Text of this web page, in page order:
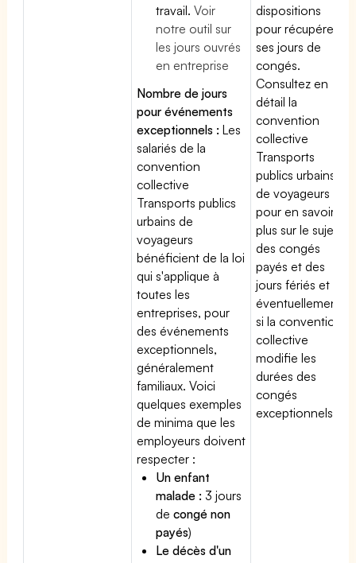
travail.Voir
notre outil sur
les jours ouvrés
en entreprise
Nombre de jours
pour événements
exceptionnels : Les
salariés de la
convention
collective
Transports publics
urbains de
voyageurs
bénéficient de la loi
qui s'applique à
toutes les
entreprises, pour
des événements
exceptionnels,
généralement
familiaux. Voici
quelques exemples
de minima que les
employeurs doivent
respecter :
Un enfant
malade : 3 jours
decongé non
payés)
Le décès d'un
dispositions
pour récupérer
ses jours de
congés.
Consultez en
détail la
convention
collective
Transports
publics urbains
de voyageurs
pour en savoir
plus sur le sujet
des congés
payés et des
jours fériés et
éventuellement
si la convention
collective
modifie les
durées des
congés
exceptionnels.